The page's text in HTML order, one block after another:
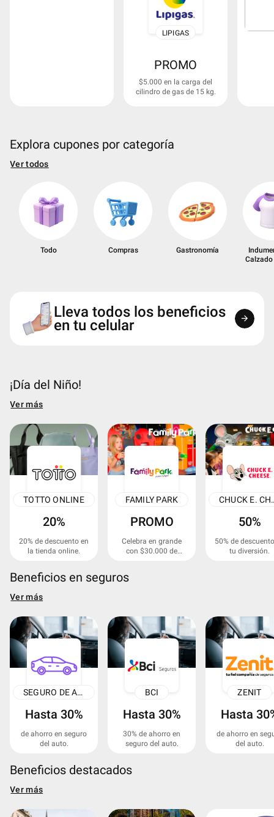
LIPIGAS
PROMO
$5.000 en la carga del
cilindro de gas de 15 kg.
Explora cupones por categoría
Ver todos
Todo Compras Gastronomía
Lleva todos los beneficios
en tu celular arrow_forward
¡Día del Niño!
Ver más
TOTTO ONLINE
20%
20% de descuento en
la tienda online.
FAMILY PARK
PROMO
Celebra en grande
con $30.000 de
50%
50% de
tu diversión.
Beneficios en seguros
Ver más
SEGURO DE AUTO
Hasta 30%
de ahorro en seguro
del auto.
BCI
Hasta 30%
30% de ahorro en
seguro del auto.
ZENIT
Hasta
de ahorro en
del auto.
Beneficios destacados
Ver más